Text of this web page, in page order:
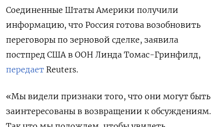
Соединенные Штаты Америки получили
информацию, что Россия готова возобновить
переговоры по зерновой сделке, заявила
постпред США в ООН Линда Томас-Гринфилд,
передает Reuters.
«Мы видели признаки того, что они могут быть
заинтересованы в возвращении к обсуждениям.